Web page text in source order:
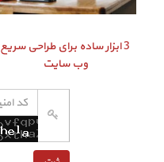
3 ابزار ساده برای طراحی سریع
وب سایت